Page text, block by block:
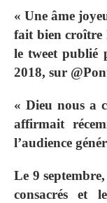
« Une âme
fait bien croître
le tweet publié
2018, sur
« Dieu nous a
affirmait
l’audience
Le 9
consacrés et